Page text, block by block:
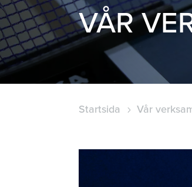
VÅR
Startsida 5 Vår